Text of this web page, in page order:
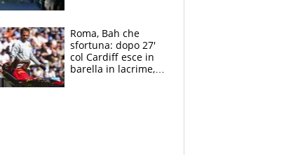
Roma, Bah che
sfortuna: dopo 27'
col Cardiff esce in
barella in lacrime,